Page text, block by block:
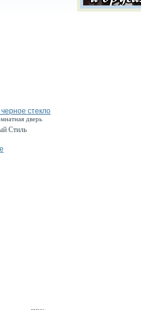
стекло
дверь
Стиль